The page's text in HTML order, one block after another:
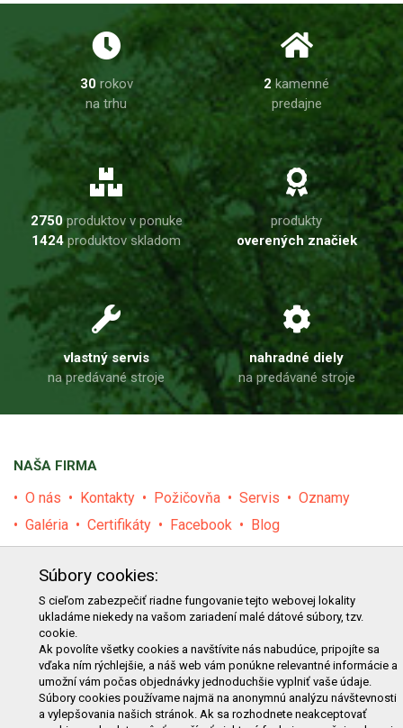
30rokov
na trhu
2 kamenné
predajne
2750produktov v ponuke
1424produktov skladom
produkty
overených značiek
vlastný servis
na predávané stroje
nahradné diely
na predávané stroje
NAŠA FIRMA
O nás Kontakty Požičovňa Servis
Oznamy
Galéria
Certifikáty Facebook Blog
E-shop Akcie Darčekové poukážky
Katalógy
Zľavy
Novinky Predávané značky
Bazár
Výzvy pre obce a firmy
NAKUPOVANIE
Obchodné podmienky Cenník prepravy
Súbory cookies:
S cieľom zabezpečiť riadne fungovanie tejto webovej lokality
ukladáme niekedy na vašom zariadení malé dátové súbory, tzv.
cookie.
Ak povolíte všetky cookies a navštívite nás nabudúce, pripojíte sa
vďaka ním rýchlejšie, a náš web vám ponúkne relevantné informácie a
umožní vám počas objednávky jednoduchšie vyplniť vaše údaje.
Súbory cookies používame najmä na anonymnú analýzu návštevnosti
a vylepšovania našich stránok. Ak sa rozhodnete neakceptovať